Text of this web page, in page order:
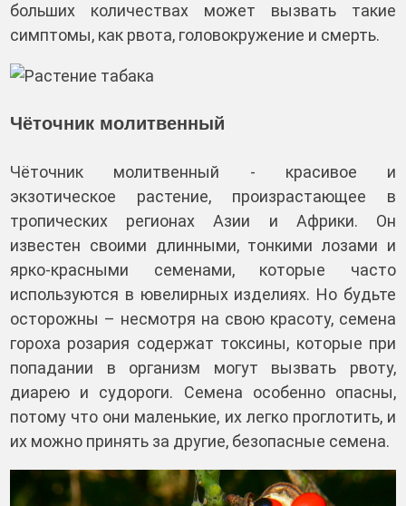
больших количествах может вызвать такие
симптомы, как рвота, головокружение и смерть.
Чёточник молитвенный
Чёточник молитвенный - красивое и
экзотическое растение, произрастающее в
тропических регионах Азии и Африки. Он
известен своими длинными, тонкими лозами и
ярко-красными семенами, которые часто
используются в ювелирных изделиях. Но будьте
осторожны – несмотря на свою красоту, семена
гороха розария содержат токсины, которые при
попадании в организм могут вызвать рвоту,
диарею и судороги. Семена особенно опасны,
потому что они маленькие, их легко проглотить, и
их можно принять за другие, безопасные семена.